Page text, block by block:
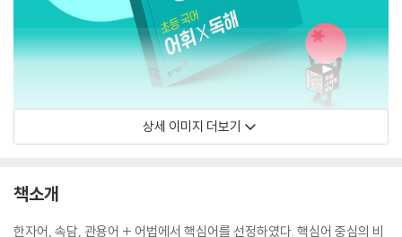
상세 이미지 더보기
책소개
한자어, 속담, 관용어 + 어법에서 핵심어를 선정하였다. 핵심어 중심의 비